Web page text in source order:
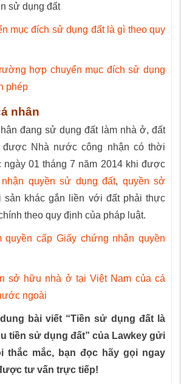
sử dụng đất
mục đích sử dụng đất là gì theo quy
hợp chuyển mục đích sử dụng
phép
nhân
đang sử dụng đất làm nhà ở, đất
được Nhà nước công nhận có thời
ngày 01 tháng 7 năm 2014 khi được
quyền sử dụng đất, quyền sở
sản khác gắn liền với đất phải thực
theo quy định của pháp luật.
quyền cấp Giấy chứng nhận quyền
sở hữu nhà ở tại Việt Nam của cá
ngoài
bài viết “Tiền sử dụng đất là
tiền sử dụng đất” của Lawkey gửi
thắc mắc, bạn đọc hãy gọi ngay
tư vấn trực tiếp!